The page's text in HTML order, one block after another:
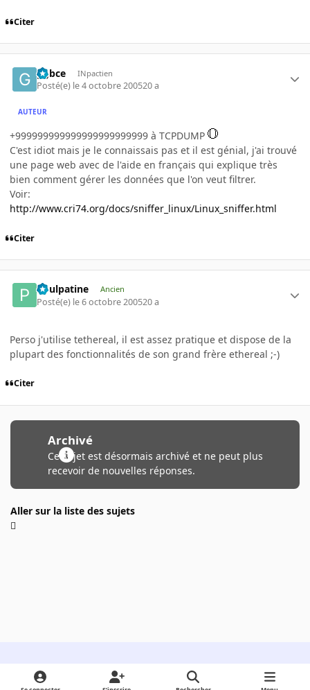
Citer
ggbce INpactien
Posté(e) le 4 octobre 200520 a
AUTEUR
+999999999999999999999999 à TCPDUMP
C'est idiot mais je le connaissais pas et il est génial, j'ai trouvé
une page web avec de l'aide en français qui explique très
bien comment gérer les données que l'on veut filtrer.
Voir:
http://www.cri74.org/docs/sniffer_linux/Linux_sniffer.html
Citer
Poulpatine Ancien
Posté(e) le 6 octobre 200520 a
Perso j'utilise tethereal, il est assez pratique et dispose de la
plupart des fonctionnalités de son grand frère ethereal ;-)
Citer
Archivé
Ce sujet est désormais archivé et ne peut plus
recevoir de nouvelles réponses.
Aller sur la liste des sujets
Light ModeDark ModeSystem Preference